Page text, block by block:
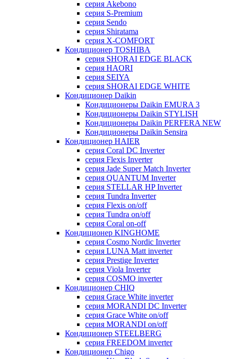
серия Akebono
серия S-Premium
серия Sendo
серия Shiratama
серия X-COMFORT
Кондиционер TOSHIBA
серия SHORAI EDGE BLACK
серия HAORI
серия SEIYA
серия SHORAI EDGE WHITE
Кондиционер Daikin
Кондиционеры Daikin EMURA 3
Кондиционеры Daikin STYLISH
Кондиционеры Daikin PERFERA NEW
Кондиционеры Daikin Sensira
Кондиционер HAIER
серия Coral DC Inverter
серия Flexis Inverter
серия Jade Super Match Inverter
серия QUANTUM Inverter
серия STELLAR HP Inverter
серия Tundra Inverter
серия Flexis on/off
серия Tundra on/off
серия Coral on-off
Кондиционер KINGHOME
серия Cosmo Nordic Inverter
серия LUNA Matt inverter
серия Prestige Inverter
серия Viola Inverter
серия COSMO inverter
Кондиционер CHIQ
серия Grace White inverter
серия MORANDI DC Inverter
серия Grace White on/off
серия MORANDI on/off
Кондиционер STEELBERG
серия FREEDOM inverter
Кондиционер Chigo